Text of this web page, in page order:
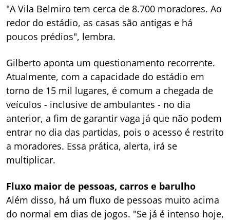
"A Vila Belmiro tem cerca de 8.700 moradores. Ao
redor do estádio, as casas são antigas e há
poucos prédios", lembra.
Gilberto aponta um questionamento recorrente.
Atualmente, com a capacidade do estádio em
torno de 15 mil lugares, é comum a chegada de
veículos - inclusive de ambulantes - no dia
anterior, a fim de garantir vaga já que não podem
entrar no dia das partidas, pois o acesso é restrito
a moradores. Essa prática, alerta, irá se
multiplicar.
Fluxo maior de pessoas, carros e barulho
Além disso, há um fluxo de pessoas muito acima
do normal em dias de jogos. "Se já é intenso hoje,